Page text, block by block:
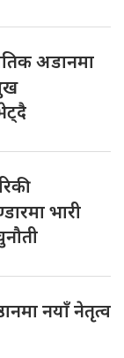
अडानमा
भारी
नयाँ नेतृत्व